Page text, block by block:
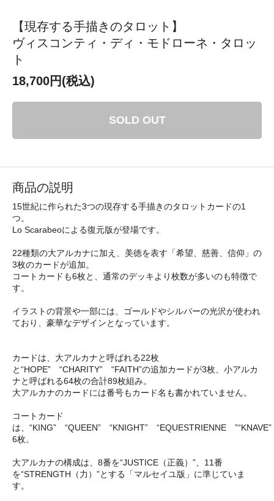
【現存する手描きのタロット】
ヴィスコンティ・ディ・モドローネ・タロッ
ト
18,700円(税込)
SOLD OUT
商品の説明
15世紀に作られた3つの現存する手描きのタロットカードの1
つ。
Lo Scarabeoによる復元版が登場です。
22種類の大アルカナに加え、美徳を表す「希望、慈善、信仰」の
3枚のカードが追加。
コートカードも6枚と、通常のデッキより枚数が多いのも特徴で
す。
イラストの背景や一部には、ゴールドやシルバーの光沢が使われ
ており、豪華なデザインとなっています。
カードは、大アルカナと呼ばれる22枚
と“HOPE” “CHARITY” “FAITH”の追加カードが3枚、小アルカ
ナと呼ばれる64枚の合計89枚組み。
大アルカナのカードには番号もカード名も書かれていません。
コートカード
は、“KING” “QUEEN” “KNIGHT” “EQUESTRIENNE
6枚。
大アルカナの構成は、8番を“JUSTICE（正義）”、11番
を“STRENGTH（力）”とする「マルセイユ版」に準じていま
す。